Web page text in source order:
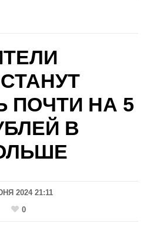
ПОЧТИ НА 5
В
2024 21:11
0